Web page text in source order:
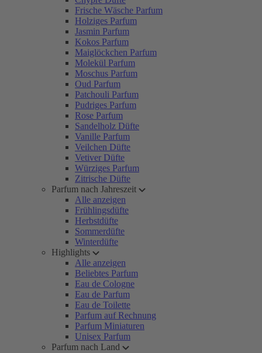
Frische Wäsche Parfum
Holziges Parfum
Jasmin Parfum
Kokos Parfum
Maiglöckchen Parfum
Molekül Parfum
Moschus Parfum
Oud Parfum
Patchouli Parfum
Pudriges Parfum
Rose Parfum
Sandelholz Düfte
Vanille Parfum
Veilchen Düfte
Vetiver Düfte
Würziges Parfum
Zitrische Düfte
Parfum nach Jahreszeit
Alle anzeigen
Frühlingsdüfte
Herbstdüfte
Sommerdüfte
Winterdüfte
Highlights
Alle anzeigen
Beliebtes Parfum
Eau de Cologne
Eau de Parfum
Eau de Toilette
Parfum auf Rechnung
Parfum Miniaturen
Unisex Parfum
Parfum nach Land